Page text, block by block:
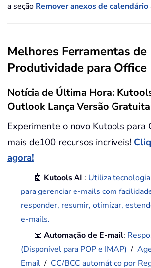
a seção Remover anexos de calendário
Melhores Ferramentas de
Produtividade para Office
Notícia de Última Hora:
Outlook Lança Versão
Experimente o novo Kutools para
mais de100 recursos incríveis!
agora!
🤖 Kutools AI : Utiliza
para gerenciar e-mails com
responder, resumir, otimizar,
e-mails.
📧Automação de E-mail:
(Disponível para POP e IMAP) /
Email / CC/BCC automático por